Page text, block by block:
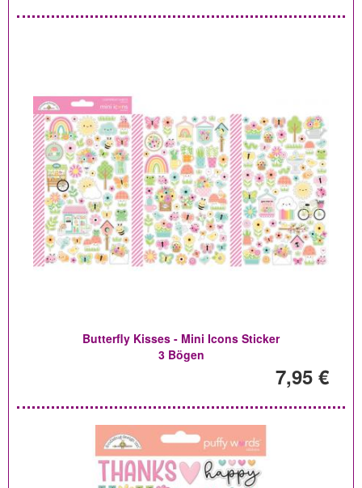
Butterfly Kisses - Mini Icons Sticker
3 Bögen
7,95 €